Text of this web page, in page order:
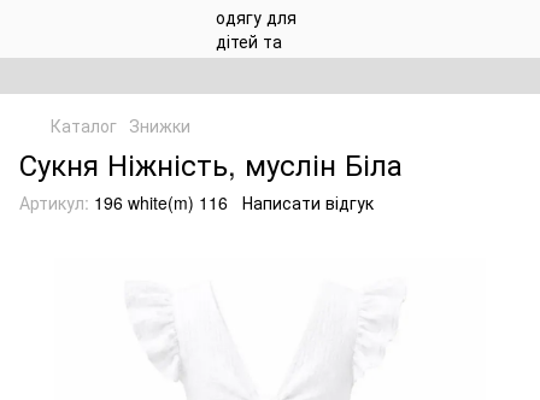
Каталог Знижки
Сукня Ніжність, муслін Біла
Артикул: 196 white(m) 116 Написати відгук